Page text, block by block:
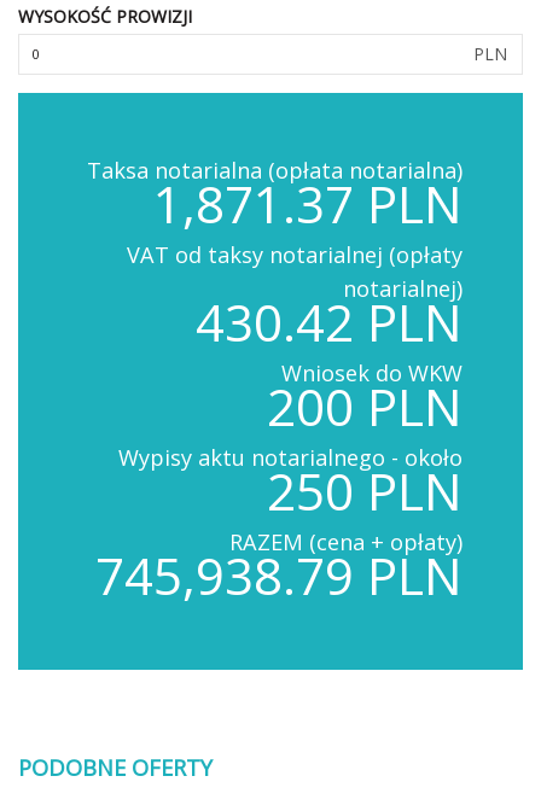
WYSOKOŚĆ PROWIZJI
PLN
Taksa notarialna (opłata notarialna)
1,871.37 PLN
VAT od taksy notarialnej (opłaty
notarialnej)
430.42 PLN
Wniosek do WKW
200 PLN
Wypisy aktu notarialnego - około
250 PLN
RAZEM (cena + opłaty)
745,938.79 PLN
PODOBNE OFERTY